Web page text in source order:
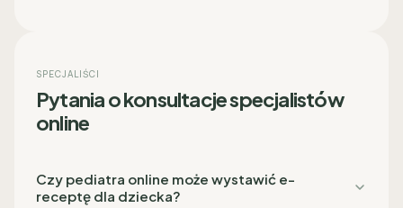
SPECJALIŚCI
Pytania o konsultacje specjalistów
online
Czy pediatra online może wystawić e-
receptę dla dziecka?